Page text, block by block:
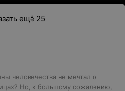
ещё 25
человечества не мечтал о
Но, к большому сожалению,